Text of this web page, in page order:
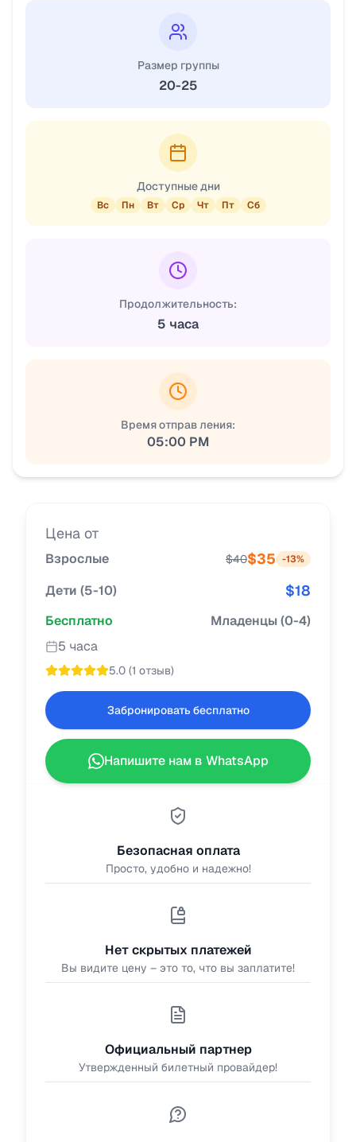
Размер группы
20-25
Доступные дни
Вс Пн Вт Ср Чт Пт Сб
Продолжительность:
5 часа
Время отправ ления:
05:00 PM
Цена от
Взрослые $40$35 -13%
Дети (5-10) $18
Бесплатно Младенцы(0-4)
5 часа
5.0 (1 отзыв)
Забронировать бесплатно
Напишите нам в WhatsApp
Безопасная оплата
Просто, удобно и надежно!
Нет скрытых платежей
Вы видите цену – это то, что вы заплатите!
Официальный партнер
Утвержденный билетный провайдер!